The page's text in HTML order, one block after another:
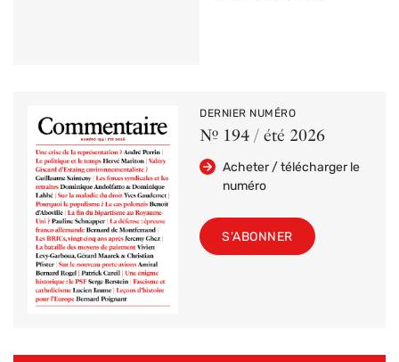
DERNIER NUMÉRO
Nº 194 / été 2026
Acheter / télécharger le
numéro
S'ABONNER